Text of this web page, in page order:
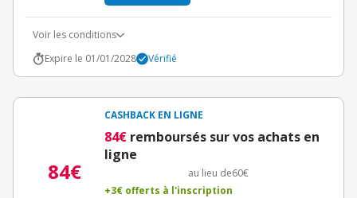
Voir les conditions
Expire le 01/01/2028
Vérifié
84€
CASHBACK EN LIGNE
84€ remboursés sur vos achats en
ligne
au lieu de60€
+3€ offerts à l'inscription